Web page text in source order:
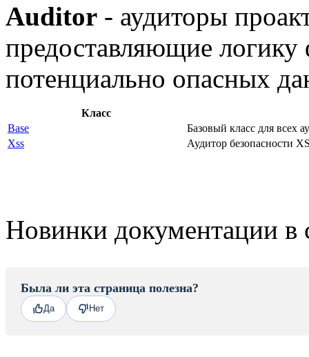
Auditor - аудиторы
предоставляющие
потенциально опасных
Класс
Base
Базовый класс для всех
Xss
Аудитор безопасности
Новинки документации в
Была ли эта страница полезна?
Да Нет